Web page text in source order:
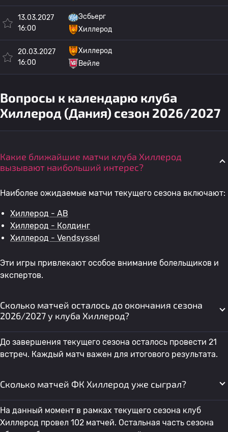
13.03.2027
16:00
Эсбьерг
Хиллерод
20.03.2027
16:00
Хиллерод
Вейле
Вопросы к календарю клуба
Хиллерод (Дания) сезон 2026/2027
Какие ближайшие матчи клуба Хиллерод
вызывают наибольший интерес?
Наиболее ожидаемые матчи текущего сезона включают:
Хиллерод - AB
Хиллерод - Колдинг
Хиллерод - Vendsyssel
Эти игры привлекают особое внимание болельщиков и
экспертов.
Сколько матчей осталось до окончания сезона
2026/2027 у клуба Хиллерод?
До завершения текущего сезона осталось провести 21
встреч. Каждый матч важен для итогового результата.
Сколько матчей ФК Хиллерод уже сыграл?
На данный момент в рамках текущего сезона клуб
Хиллерод провел 102 матчей. Остальная часть сезона